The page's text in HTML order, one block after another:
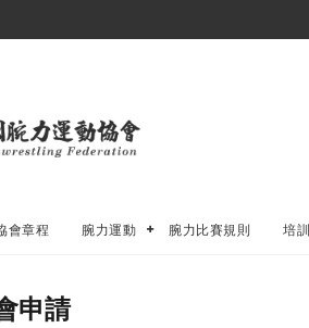
會章程 腕力運動 腕力比賽規則 培
申請